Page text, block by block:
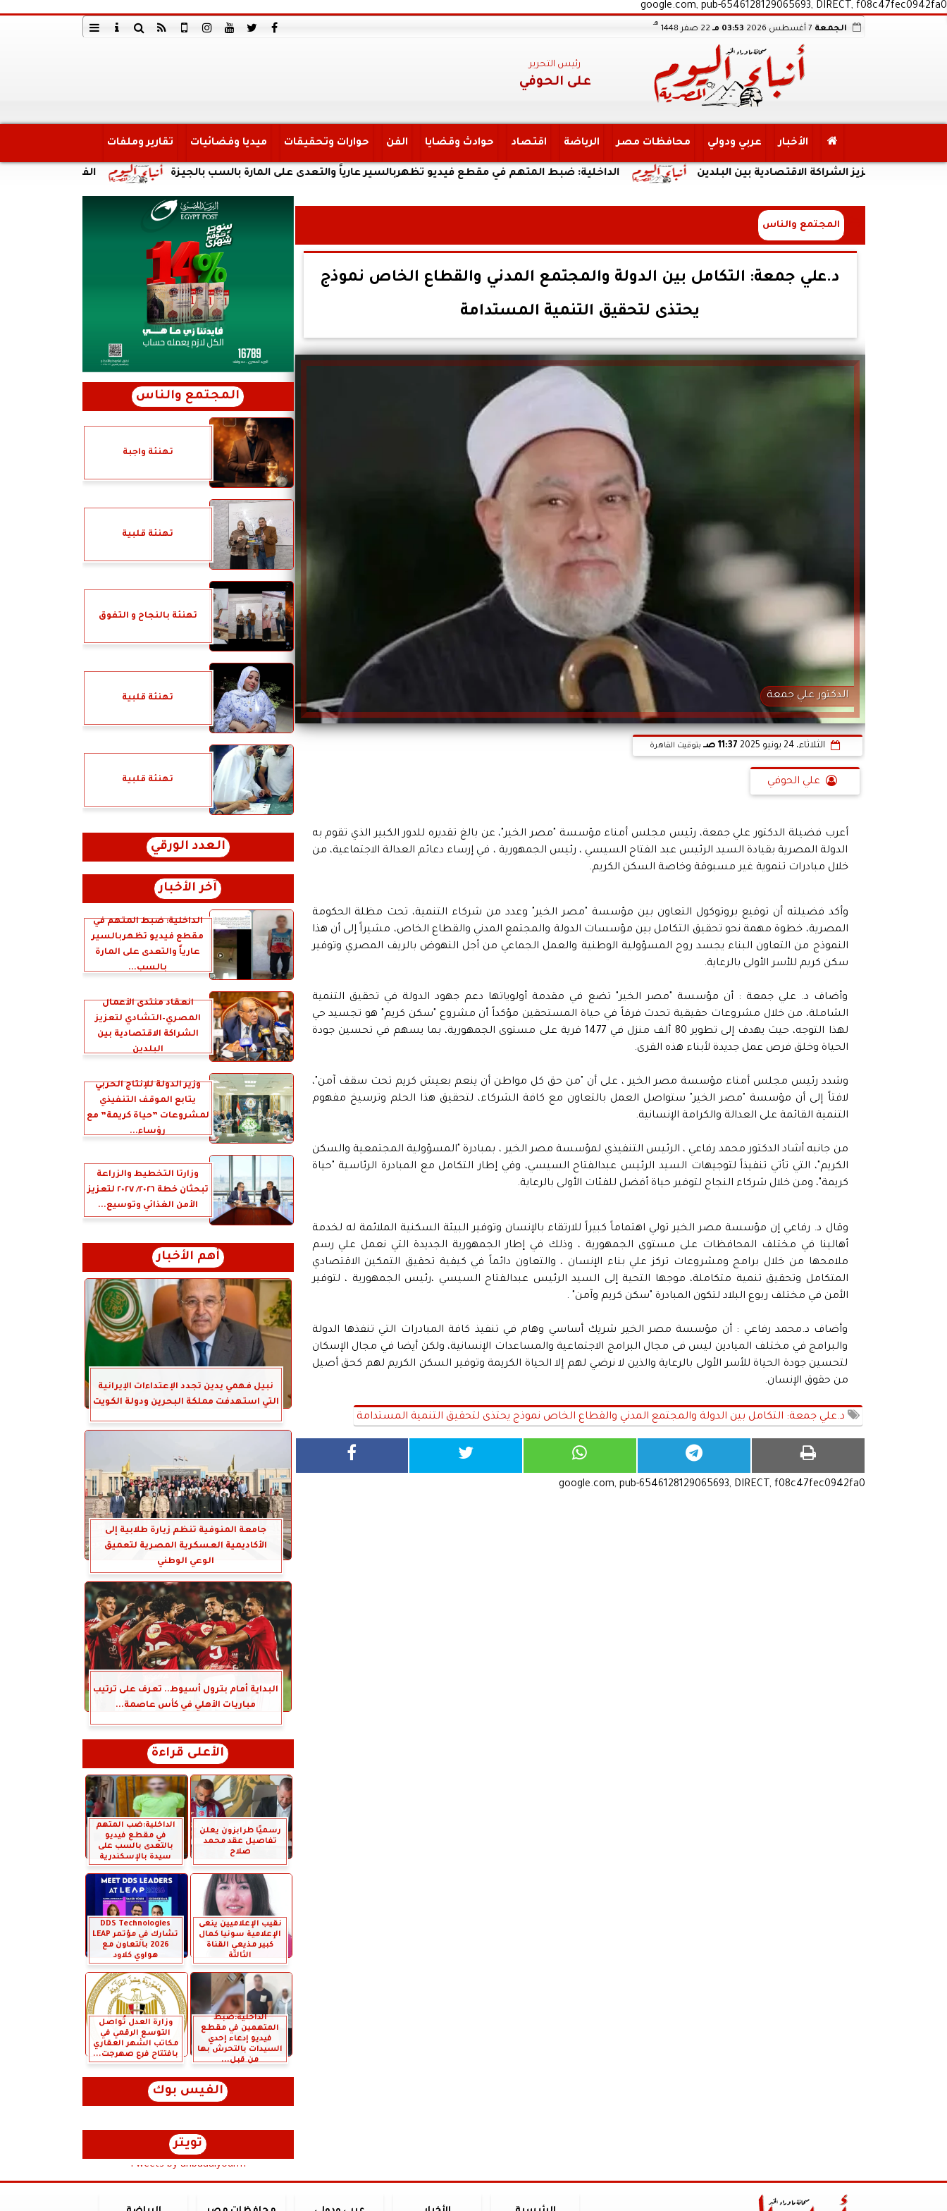
google.com, pub-6546128129065693, DIRECT, f08c47fec0942fa0
الجمعة 03:53 مـ 22 صفر 1448
هـ
رئيس التحرير
على الحوفي
الأخبار عربي ودولي محافظات مصر الرياضة اقتصاد حوادث وقضايا الفن حوارات وتحقيقات ميديا وفضائيات تقارير وملفات
الفريق أسامة ربيع يكشف الداخلية: ضبط المتهم في مقطع فيديو تظهربالسير عارياً والتعدى على المارة بالسب بالجيزة لتعزيز الشراكة الاقتصادية بين البلدين
المجتمع والناس
د.علي جمعة: التكامل بين الدولة والمجتمع المدني والقطاع الخاص نموذج
يحتذى لتحقيق التنمية المستدامة
الدكتور علي جمعة
الثلاثاء، 24 يونيو 2025 11:37 صـ بتوقيت القاهرة
علي الحوفي
أعرب فضيلة الدكتور علي جمعة، رئيس مجلس أمناء مؤسسة "مصر الخير"، عن بالغ تقديره للدور الكبير الذي تقوم به
الدولة المصرية بقيادة السيد الرئيس عبد الفتاح السيسي ، رئيس الجمهورية ، في إرساء دعائم العدالة الاجتماعية، من
خلال مبادرات تنموية غير مسبوقة وخاصة السكن الكريم.
وأكد فضيلته أن توقيع بروتوكول التعاون بين مؤسسة "مصر الخير" وعدد من شركاء التنمية، تحت مظلة الحكومة
المصرية، خطوة مهمة نحو تحقيق التكامل بين مؤسسات الدولة والمجتمع المدني والقطاع الخاص، مشيراً إلى أن هذا
النموذج من التعاون البناء يجسد روح المسؤولية الوطنية والعمل الجماعي من أجل النهوض بالريف المصري وتوفير
سكن كريم للأسر الأولى بالرعاية.
وأضاف د. علي جمعة : أن مؤسسة "مصر الخير" تضع في مقدمة أولوياتها دعم جهود الدولة في تحقيق التنمية
الشاملة، من خلال مشروعات حقيقية تحدث فرقاً في حياة المستحقين مؤكداً أن مشروع "سكن كريم" هو تجسيد حي
لهذا التوجه، حيث يهدف إلى تطوير 80 ألف منزل في 1477 قرية على مستوى الجمهورية، بما يسهم في تحسين جودة
الحياة وخلق فرص عمل جديدة لأبناء هذه القرى.
وشدد رئيس مجلس أمناء مؤسسة مصر الخير ، على أن "من حق كل مواطن أن ينعم بعيش كريم تحت سقف آمن"،
لافتاً إلى أن مؤسسة "مصر الخير" ستواصل العمل بالتعاون مع كافة الشركاء، لتحقيق هذا الحلم وترسيخ مفهوم
التنمية القائمة على العدالة والكرامة الإنسانية.
من جانبه أشاد الدكتور محمد رفاعي ، الرئيس التنفيذي لمؤسسة مصر الخير ، بمبادرة "المسؤولية المجتمعية والسكن
الكريم"، التي تأتي تنفيذاً لتوجيهات السيد الرئيس عبدالفتاح السيسي، وفي إطار التكامل مع المبادرة الرئاسية "حياة
كريمة"، ومن خلال شركاء النجاح لتوفير حياة أفضل للفئات الأولى بالرعاية.
وقال د. رفاعي إن مؤسسة مصر الخير تولي اهتماماً كبيراً للارتقاء بالإنسان وتوفير البيئة السكنية الملائمة له لخدمة
أهالينا في مختلف المحافظات على مستوى الجمهورية ، وذلك في إطار الجمهورية الجديدة التي نعمل علي رسم
ملامحها من خلال برامج ومشروعات تركز علي بناء الإنسان ، والتعاون دائماً في كيفية تحقيق التمكين الاقتصادي
المتكامل وتحقيق تنمية متكاملة، موجها التحية إلى السيد الرئيس عبدالفتاح السيسي ،رئيس الجمهورية ، لتوفير
الأمن في مختلف ربوع البلاد لتكون المبادرة "سكن كريم وآمن" .
وأضاف د.محمد رفاعي : أن مؤسسة مصر الخير شريك أساسي وهام في تنفيذ كافة المبادرات التي تنفذها الدولة
والبرامج في مختلف الميادين ليس فى مجال البرامج الاجتماعية والمساعدات الإنسانية، ولكن أيضا في مجال الإسكان
لتحسين جودة الحياة للأسر الأولى بالرعاية والذين لا نرضي لهم إلا الحياة الكريمة وتوفير السكن الكريم لهم كحق أصيل
من حقوق الإنسان.
د.علي جمعة: التكامل بين الدولة والمجتمع المدني والقطاع الخاص نموذج يحتذى لتحقيق التنمية المستدامة
google.com, pub-6546128129065693, DIRECT, f08c47fec0942fa0
المجتمع والناس
تهنئة واجبة
تهنئة قلبية
تهنئة بالنجاح و التفوق
تهنئة قلبية
تهنئة قلبية
العدد الورقي
آخر الأخبار
الداخلية: ضبط المتهم في
مقطع فيديو تظهربالسير
عارياً والتعدى على المارة
بالسب...
انعقاد منتدى الأعمال
المصري–التشادي لتعزيز
الشراكة الاقتصادية بين
البلدين
وزير الدولة للإنتاج الحربي
يتابع الموقف التنفيذي
لمشروعات ”حياة كريمة” مع
رؤساء...
وزارتا التخطيط والزراعة
تبحثان خطة ٢٠٢٦/ ٢٠٢٧ لتعزيز
الأمن الغذائي وتوسيع...
أهم الأخبار
نبيل فهمي يدين تجدد الإعتداءات الإيرانية
التي استهدفت مملكة البحرين ودولة الكويت
جامعة المنوفية تنظم زيارة طلابية إلى
الأكاديمية العسكرية المصرية لتعميق
الوعي الوطني
البداية أمام بترول أسيوط.. تعرف على ترتيب
مباريات الأهلي في كأس عاصمة...
الأعلى قراءة
رسميًا طرابزون يعلن
تفاصيل عقد محمد
صلاح
الداخلية:ضب المتهم
في مقطع فيديو
بالتعدى بالسب على
سيدة بالإسكندرية
نقيب الإعلاميين ينعى
الإعلامية سونيا كمال
كبير مذيعي القناة
الثالثة
DDS Technologies
تشارك في مؤتمر LEAP
2026 بالتعاون مع
هواوي كلاود
الداخلية:ضبط
المتهمين في مقطع
فيديو إدعاء إحدي
السيدات بالتحرش بها
من قبل...
وزارة العدل تُواصل
التوسع الرقمي في
مكاتب الشهر العقاري
بافتتاح فرع صهرجت...
الفيس بوك
تويتر
Tweets by anbaaalyoum1